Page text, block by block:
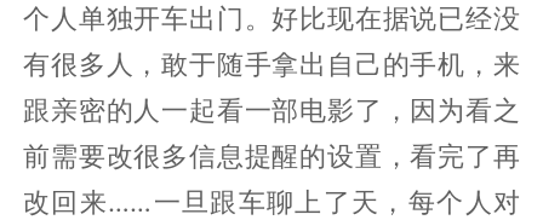
个人单独开车出门。好比现在据说已经没
有很多人，敢于随手拿出自己的手机，来
跟亲密的人一起看一部电影了，因为看之
前需要改很多信息提醒的设置，看完了再
改回来……一旦跟车聊上了天，每个人对